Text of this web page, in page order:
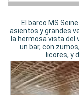
El barco MS
asientos y grandes
la hermosa vista del
un bar, con
licores, y